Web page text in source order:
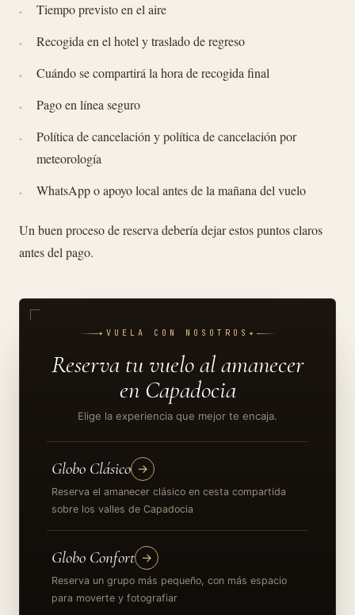
Tiempo previsto en el aire
Recogida en el hotel y traslado de regreso
Cuándo se compartirá la hora de recogida final
Pago en línea seguro
Política de cancelación y política de cancelación por
meteorología
WhatsApp o apoyo local antes de la mañana del vuelo
Un buen proceso de reserva debería dejar estos puntos claros
antes del pago.
✦ VUELA CON NOSOTROS ✦
Reserva tu vuelo al amanecer
en Capadocia
Elige la experiencia que mejor te encaja.
Globo Clásico
Reserva el amanecer clásico en cesta compartida
sobre los valles de Capadocia
→
Globo Confort
Reserva un grupo más pequeño, con más espacio
para moverte y fotografiar
→